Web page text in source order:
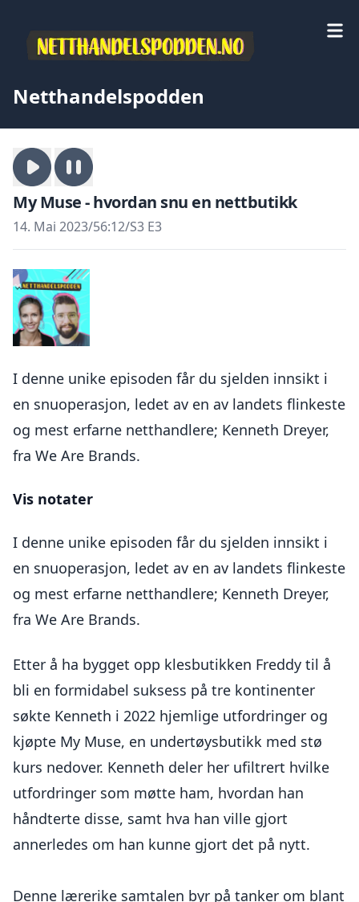
Netthandelspodden
My Muse - hvordan snu en nettbutikk
14. Mai 2023/56:12/S3 E3
I denne unike episoden får du sjelden innsikt i
en snuoperasjon, ledet av en av landets flinkeste
og mest erfarne netthandlere; Kenneth Dreyer,
fra We Are Brands.
Vis notater
I denne unike episoden får du sjelden innsikt i
en snuoperasjon, ledet av en av landets flinkeste
og mest erfarne netthandlere; Kenneth Dreyer,
fra We Are Brands.
Etter å ha bygget opp klesbutikken Freddy til å
bli en formidabel suksess på tre kontinenter
søkte Kenneth i 2022 hjemlige utfordringer og
kjøpte My Muse, en undertøysbutikk med stø
kurs nedover. Kenneth deler her ufiltrert hvilke
utfordringer som møtte ham, hvordan han
håndterte disse, samt hva han ville gjort
annerledes om han kunne gjort det på nytt.
Denne lærerike samtalen byr på tanker om blant